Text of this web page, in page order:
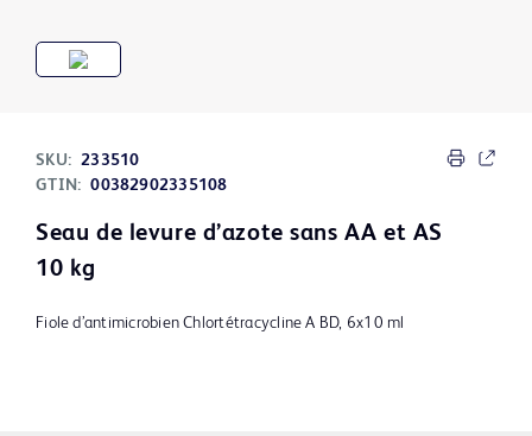
SKU: 233510
GTIN: 00382902335108
Seau de levure d’azote sans AA et AS
10 kg
Fiole d’antimicrobien Chlortétracycline A BD, 6x10 ml